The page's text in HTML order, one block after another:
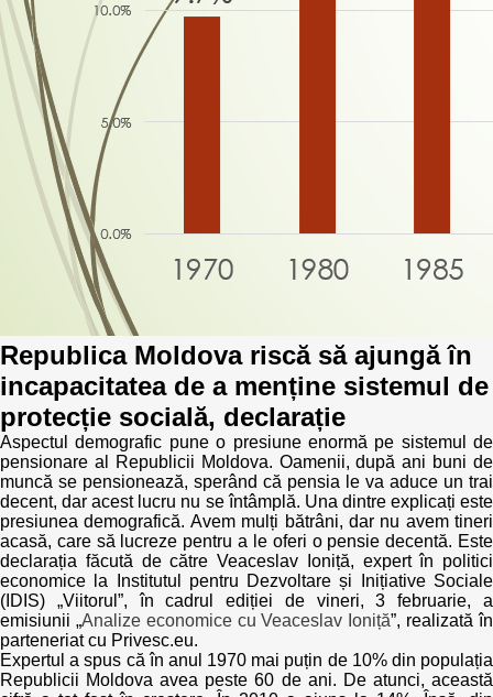
Rapoarte
Inițiative în derulare
Inițiative desfășurate
Manual de proceduri
Note & poziții​
Organigrama IDIS
Anunțuri
Consiliul consulativ internațional IDIS
Politici regionale
Bunele practici
Laborator sociometric
Transparența guvernării locale
People Watch
Proces democratic
Agenda Națională de Business
Puterea hibridă
15 minute de realism economic
Trend Hunter
Buletin EU-STRAT
Aplică la BUNELE PRACTICI
Transparența întreprinderilor de stat
Republica Moldova riscă să ajungă în
incapacitatea de a menține sistemul de
protecție socială, declarație
Aspectul demografic pune o presiune enormă pe sistemul de
pensionare al Republicii Moldova. Oamenii, după ani buni de
muncă se pensionează, sperând că pensia le va aduce un trai
decent, dar acest lucru nu se întâmplă. Una dintre explicați este
presiunea demografică. Avem mulți bătrâni, dar nu avem tineri
acasă, care să lucreze pentru a le oferi o pensie decentă. Este
declarația făcută de către Veaceslav Ioniță, expert în politici
economice la Institutul pentru Dezvoltare și Inițiative Sociale
(IDIS) „Viitorul”, în cadrul ediției de vineri, 3 februarie, a
emisiunii „Analize economice cu Veaceslav Ioniță”, realizată în
parteneriat cu Privesc.eu.
Expertul a spus că în anul 1970 mai puțin de 10% din populația
Republicii Moldova avea peste 60 de ani. De atunci, această